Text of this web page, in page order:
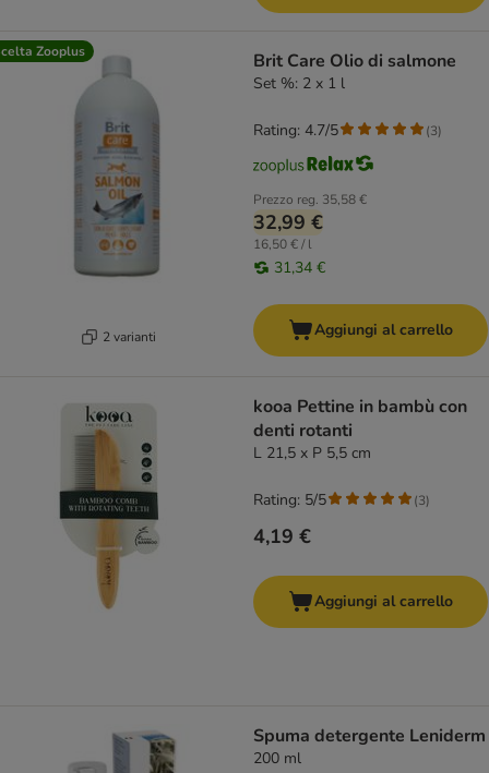
Zooplus
2 varianti
Brit Care Olio di salmone
Set %: 2 x 1 l
Prezzo reg. 35,58 €
32,99 €
16,50 € / l
31,34 €
Rating: 4.7/5 (3)
Aggiungi al carrello
kooa Pettine in bambù con
denti rotanti
L 21,5 x P 5,5 cm
4,19 €
Rating: 5/5 (3)
Aggiungi al carrello
Spuma detergente Leniderm
200 ml